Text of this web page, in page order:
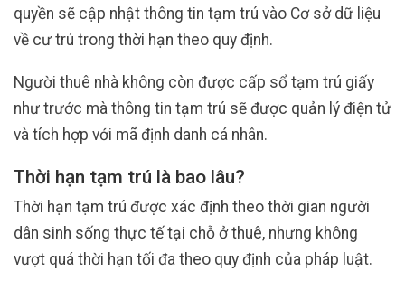
quyền sẽ cập nhật thông tin tạm trú vào Cơ sở dữ liệu
về cư trú trong thời hạn theo quy định.
Người thuê nhà không còn được cấp sổ tạm trú giấy
như trước mà thông tin tạm trú sẽ được quản lý điện tử
và tích hợp với mã định danh cá nhân.
Thời hạn tạm trú là bao lâu?
Thời hạn tạm trú được xác định theo thời gian người
dân sinh sống thực tế tại chỗ ở thuê, nhưng không
vượt quá thời hạn tối đa theo quy định của pháp luật.